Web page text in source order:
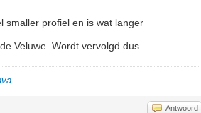
smaller profiel en is wat langer
Veluwe. Wordt vervolgd dus...
Antwoord